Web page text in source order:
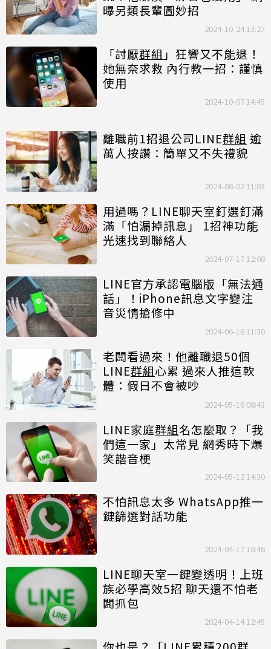
曝另類長輩圖妙招
2024-10-24 13:27
「討厭群組 」狂響又不能退！
她無奈求救 內行教一招：謹慎
使用
2024-10-07 14:45
離職前1招退公司LINE群組 逾
萬人按讚：簡單又不失禮貌
2024-08-02 11:03
用過嗎？LINE聊天室釘選釘滿
滿「怕漏掉訊息」 1招神功能
光速找到聯絡人
2024-07-17 12:08
LINE官方承認電腦版「無法通
話」！iPhone訊息文字變注
音災情搶修中
2024-06-16 11:30
老闆看過來！他離職退50個
LINE群組心累 過來人推這軟
體：假日不會被吵
2024-05-16 08:43
LINE家庭群組名怎麼取？「我
們這一家」太常見 網秀時下爆
笑諧音梗
2024-05-12 14:30
不怕訊息太多 WhatsApp推一
鍵篩選對話功能
2024-04-17 10:46
LINE聊天室一鍵變透明！上班
族必學高效5招 聊天還不怕老
闆抓包
2024-04-14 12:45